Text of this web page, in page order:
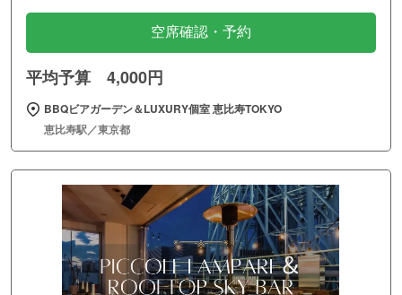
空席確認・予約
平均予算 4,000円
BBQビアガーデン＆LUXURY個室 恵比寿TOKYO
恵比寿駅／東京都